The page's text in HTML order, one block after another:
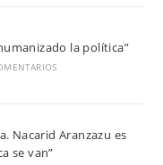
la política”
Nacarid Aranzazu es
se van”